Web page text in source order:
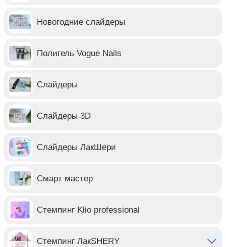
Новогодние слайдеры
Полигель Vogue Nails
Слайдеры
Слайдеры 3D
Слайдеры ЛакШери
Смарт мастер
Стемпинг Klio professional
Стемпинг ЛакSHERY